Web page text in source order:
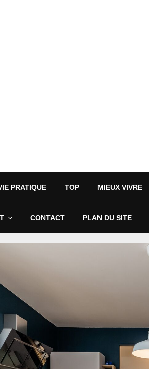
PRATIQUE TOP MIEUX VIVRE
CONTACT PLAN DU SITE